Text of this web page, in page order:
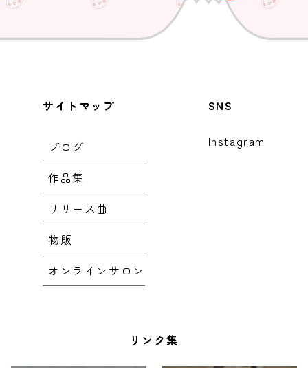
サイトマップ
ブログ
作品集
リリース曲
物販
オンラインサロン
SNS
Instagram
リンク集